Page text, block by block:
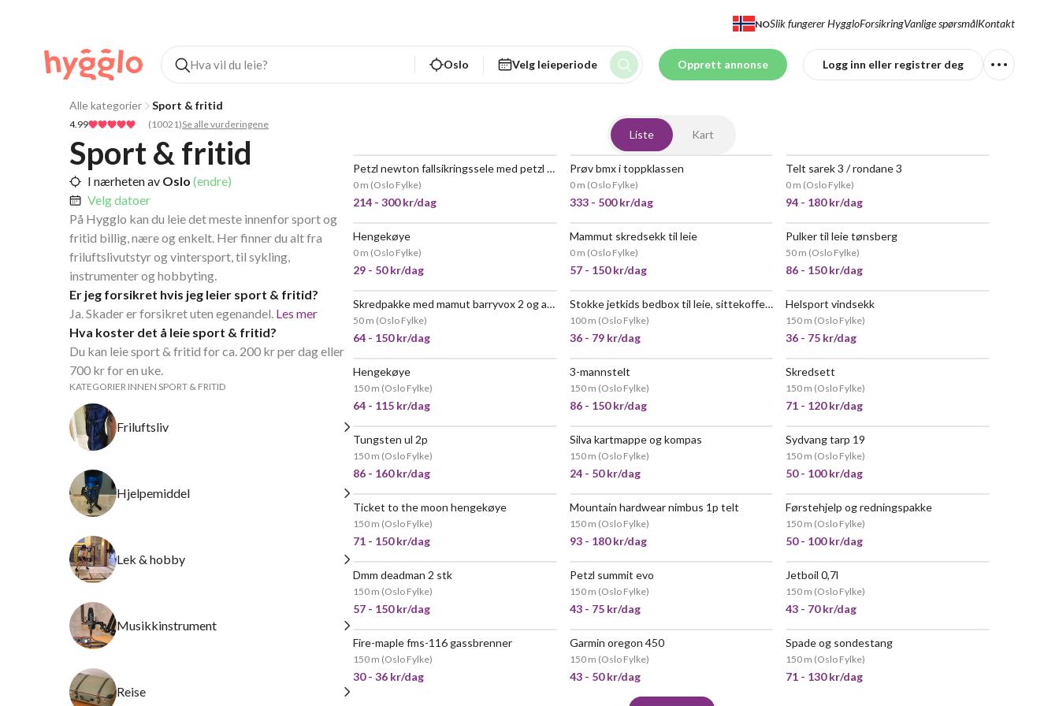
NOSlik fungerer HyggloForsikringVanlige spørsmålKontakt
Oslo Velg leieperiode Opprett annonse Logg inn eller registrer deg
Alle kategorier Sport & fritid
4.99 ( 10021)Se alle vurderingene
Sport & fritid
I nærheten av Oslo (endre)
Velg datoer
På Hygglo kan du leie det meste innenfor sport og
fritid billig, nære og enkelt. Her finner du alt fra
friluftslivutstyr og vintersport, til sykling,
instrumenter og hobbyting.
Er jeg forsikret hvis jeg leier sport & fritid?
Ja. Skader er forsikret uten egenandel. Les mer
Hva koster det å leie sport & fritid?
Du kan leie sport & fritid for ca. 200 kr per dag eller
700 kr for en uke.
KATEGORIER INNEN SPORT & FRITID
Friluftsliv
Hjelpemiddel
Lek & hobby
Musikkinstrument
Reise
Liste Kart
Petzl newton fallsikringssele med petzl grillon 3m
0 m (Oslo Fylke)
214 - 300 kr/dag
Prøv bmx i toppklassen
0 m (Oslo Fylke)
333 - 500 kr/dag
Telt sarek 3 / rondane 3
0 m (Oslo Fylke)
94 - 180 kr/dag
Hengekøye
0 m (Oslo Fylke)
29 - 50 kr/dag
Mammut skredsekk til leie
0 m (Oslo Fylke)
57 - 150 kr/dag
Pulker til leie tønsberg
50 m (Oslo Fylke)
86 - 150 kr/dag
Skredpakke med mamut barryvox 2 og alugator spade
50 m (Oslo Fylke)
64 - 150 kr/dag
Stokke jetkids bedbox til leie, sittekoffert og seng for barn
100 m (Oslo Fylke)
36 - 79 kr/dag
Helsport vindsekk
150 m (Oslo Fylke)
36 - 75 kr/dag
Hengekøye
150 m (Oslo Fylke)
64 - 115 kr/dag
3-mannstelt
150 m (Oslo Fylke)
86 - 150 kr/dag
Skredsett
150 m (Oslo Fylke)
71 - 120 kr/dag
Tungsten ul 2p
150 m (Oslo Fylke)
86 - 160 kr/dag
Silva kartmappe og kompas
150 m (Oslo Fylke)
24 - 50 kr/dag
Sydvang tarp 19
150 m (Oslo Fylke)
50 - 100 kr/dag
Ticket to the moon hengekøye
150 m (Oslo Fylke)
71 - 150 kr/dag
Mountain hardwear nimbus 1p telt
150 m (Oslo Fylke)
93 - 180 kr/dag
Førstehjelp og redningspakke
150 m (Oslo Fylke)
50 - 100 kr/dag
Dmm deadman 2 stk
150 m (Oslo Fylke)
57 - 150 kr/dag
Petzl summit evo
150 m (Oslo Fylke)
43 - 75 kr/dag
Jetboil 0,7l
150 m (Oslo Fylke)
43 - 70 kr/dag
Fire-maple fms-116 gassbrenner
150 m (Oslo Fylke)
30 - 36 kr/dag
Garmin oregon 450
150 m (Oslo Fylke)
43 - 50 kr/dag
Spade og sondestang
150 m (Oslo Fylke)
71 - 130 kr/dag